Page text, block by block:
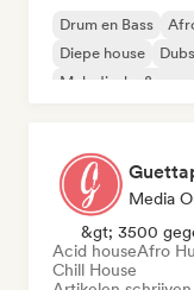
Drum en Bass
Diepe house
Melodische &
Media
&gt; 3500
Acid houseAfro
Chill House